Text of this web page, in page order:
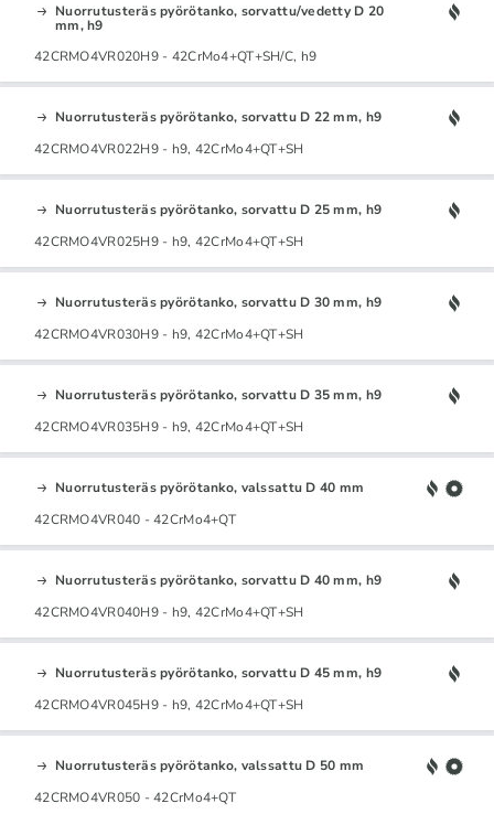
Nuorrutusteräs pyörötanko, sorvattu/vedetty D 20
mm, h9
42CRMO4VR020H9 - 42CrMo4+QT+SH/C, h9
Nuorrutusteräs pyörötanko, sorvattu D 22 mm, h9
42CRMO4VR022H9 - h9, 42CrMo4+QT+SH
Nuorrutusteräs pyörötanko, sorvattu D 25 mm, h9
42CRMO4VR025H9 - h9, 42CrMo4+QT+SH
Nuorrutusteräs pyörötanko, sorvattu D 30 mm, h9
42CRMO4VR030H9 - h9, 42CrMo4+QT+SH
Nuorrutusteräs pyörötanko, sorvattu D 35 mm, h9
42CRMO4VR035H9 - h9, 42CrMo4+QT+SH
Nuorrutusteräs pyörötanko, valssattu D 40 mm
42CRMO4VR040 - 42CrMo4+QT
Nuorrutusteräs pyörötanko, sorvattu D 40 mm, h9
42CRMO4VR040H9 - h9, 42CrMo4+QT+SH
Nuorrutusteräs pyörötanko, sorvattu D 45 mm, h9
42CRMO4VR045H9 - h9, 42CrMo4+QT+SH
Nuorrutusteräs pyörötanko, valssattu D 50 mm
42CRMO4VR050 - 42CrMo4+QT